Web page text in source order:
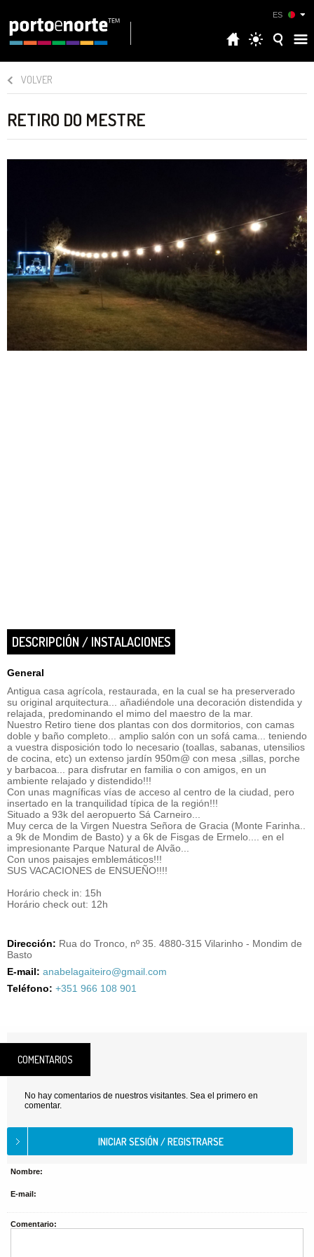
ES
VOLVER
RETIRO DO MESTRE
DESCRIPCIÓN / INSTALACIONES
General
Antigua casa agrícola, restaurada, en la cual se ha preserverado
su original arquitectura... añadiéndole una decoración distendida y
relajada, predominando el mimo del maestro de la mar.
Nuestro Retiro tiene dos plantas con dos dormitorios, con camas
doble y baño completo... amplio salón con un sofá cama... teniendo
a vuestra disposición todo lo necesario (toallas, sabanas, utensilios
de cocina, etc) un extenso jardín 950m@ con mesa ,sillas, porche
y barbacoa... para disfrutar en familia o con amigos, en un
ambiente relajado y distendido!!!
Con unas magníficas vías de acceso al centro de la ciudad, pero
insertado en la tranquilidad típica de la región!!!
Situado a 93k del aeropuerto Sá Carneiro...
Muy cerca de la Virgen Nuestra Señora de Gracia (Monte Farinha..
a 9k de Mondim de Basto) y a 6k de Fisgas de Ermelo.... en el
impresionante Parque Natural de Alvão...
Con unos paisajes emblemáticos!!!
SUS VACACIONES de ENSUEÑO!!!!
Horário check in: 15h
Horário check out: 12h
Dirección: Rua do Tronco, nº 35. 4880-315 Vilarinho - Mondim de
Basto
E-mail: anabelagaiteiro@gmail.com
Teléfono: +351 966 108 901
COMENTARIOS
No hay comentarios de nuestros visitantes. Sea el primero en
comentar.
Nombre:
E-mail:
Comentario: